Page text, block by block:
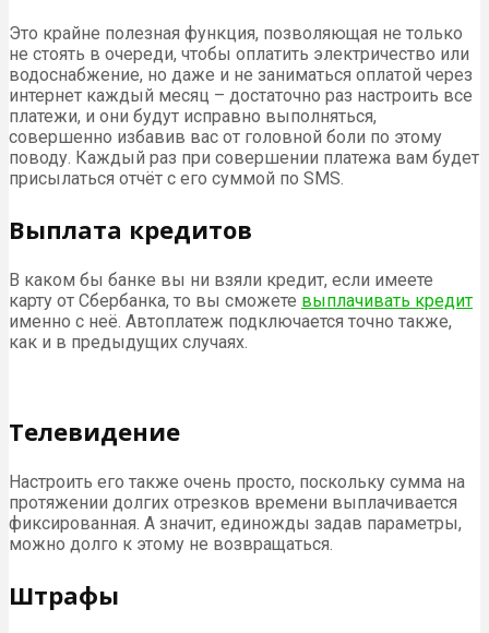
Это крайне полезная функция, позволяющая не только
не стоять в очереди, чтобы оплатить электричество или
водоснабжение, но даже и не заниматься оплатой через
интернет каждый месяц – достаточно раз настроить все
платежи, и они будут исправно выполняться,
совершенно избавив вас от головной боли по этому
поводу. Каждый раз при совершении платежа вам будет
присылаться отчёт с его суммой по SMS.
Выплата кредитов
В каком бы банке вы ни взяли кредит, если имеете
карту от Сбербанка, то вы сможете выплачивать кредит
именно с неё. Автоплатеж подключается точно также,
как и в предыдущих случаях.
Телевидение
Настроить его также очень просто, поскольку сумма на
протяжении долгих отрезков времени выплачивается
фиксированная. А значит, единожды задав параметры,
можно долго к этому не возвращаться.
Штрафы